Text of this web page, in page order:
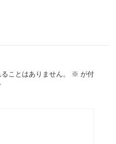
ことはありません。 ※ が付